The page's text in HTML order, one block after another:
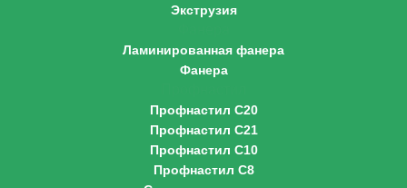
Экструзия
Ламинированная фанера
Фанера
Профнастил С20
Профнастил С21
Профнастил С10
Профнастил С8